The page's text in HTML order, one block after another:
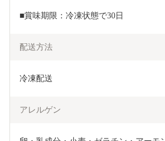
■賞味期限：冷凍状態で30日
配送方法
冷凍配送
アレルゲン